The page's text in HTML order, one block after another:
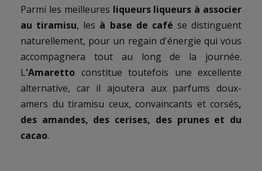
Parmi les meilleures liqueurs liqueurs à associer
au tiramisu, les à base de café se distinguent
naturellement, pour un regain d'énergie qui vous
accompagnera tout au long de la journée.
L'Amaretto constitue toutefois une excellente
alternative, car il ajoutera aux parfums doux-
amers du tiramisu ceux, convaincants et corsés,
des amandes, des cerises, des prunes et du
cacao.